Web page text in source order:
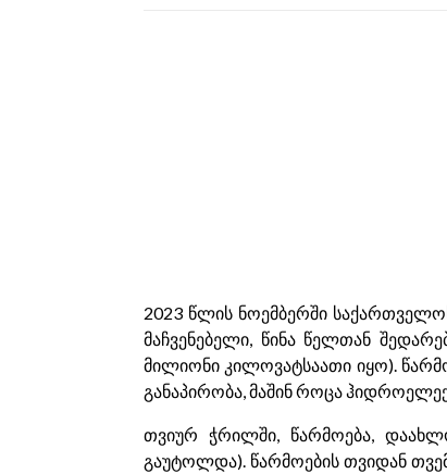
2023 წლის ნოემბერში
მაჩვენებელი, წინა წელთან
მილიონი კილოვატსაათი იყო).
განაპირობა, მაშინ როცა
თვიურ ჭრილში, წარმოება,
გაუტოლდა). წარმოების თვიდან